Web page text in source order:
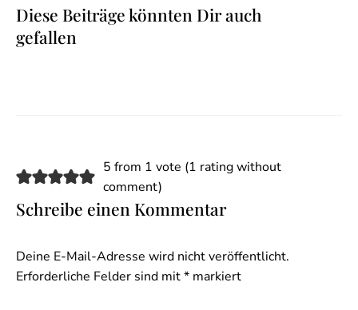
Diese Beiträge könnten Dir auch
gefallen
5 from 1 vote (1 rating without
comment)
Schreibe einen Kommentar
Deine E-Mail-Adresse wird nicht veröffentlicht.
Erforderliche Felder sind mit* markiert